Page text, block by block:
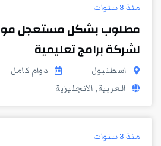
منذ 3 سنوات
لشركة برامج تعليمية
اسطنبول
دوام كامل
العربية, الانجليزية
منذ 3 سنوات